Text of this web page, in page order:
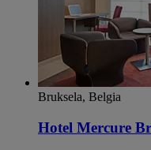
Bruksela, Belgia
Hotel Mercure